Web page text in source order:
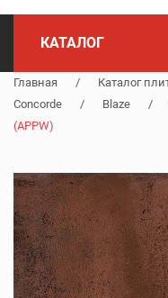
КАТАЛОГ
Главная / Каталог
Concorde
/ Blaze /
(APPW)